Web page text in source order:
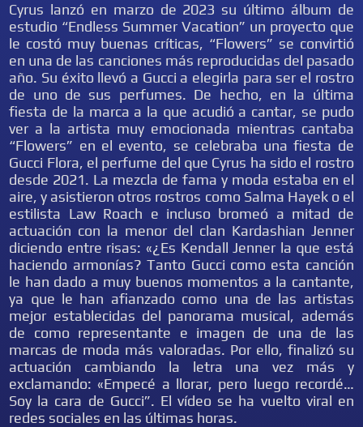
Cyrus lanzó en marzo de 2023 su último álbum de
estudio “Endless Summer Vacation” un proyecto que
le costó muy buenas críticas, “Flowers” se convirtió
en una de las canciones más reproducidas del pasado
año. Su éxito llevó a Gucci a elegirla para ser el rostro
de uno de sus perfumes. De hecho, en la última
fiesta de la marca a la que acudió a cantar, se pudo
ver a la artista muy emocionada mientras cantaba
“Flowers” en el evento, se celebraba una fiesta de
Gucci Flora, el perfume del que Cyrus ha sido el rostro
desde 2021. La mezcla de fama y moda estaba en el
aire, y asistieron otros rostros como Salma Hayek o el
estilista Law Roach e incluso bromeó a mitad de
actuación con la menor del clan Kardashian Jenner
diciendo entre risas: «¿Es Kendall Jenner la que está
haciendo armonías? Tanto Gucci como esta canción
le han dado a muy buenos momentos a la cantante,
ya que le han afianzado como una de las artistas
mejor establecidas del panorama musical, además
de como representante e imagen de una de las
marcas de moda más valoradas. Por ello, finalizó su
actuación cambiando la letra una vez más y
exclamando: «Empecé a llorar, pero luego recordé…
Soy la cara de Gucci”. El vídeo se ha vuelto viral en
redes sociales en las últimas horas.